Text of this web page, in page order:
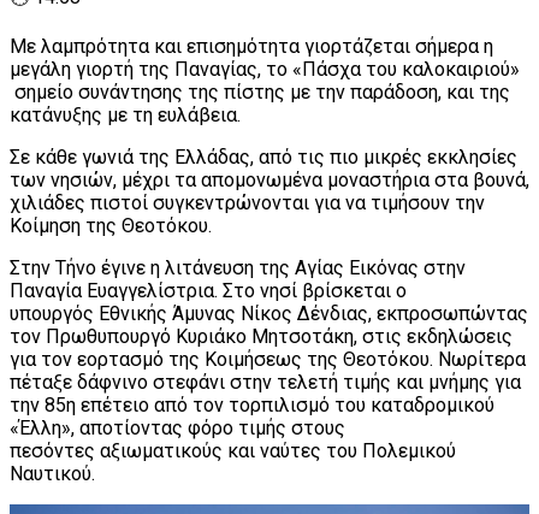
Με λαμπρότητα και επισημότητα γιορτάζεται σήμερα η
μεγάλη γιορτή της Παναγίας, το «Πάσχα του καλοκαιριού»
σημείο συνάντησης της πίστης με την παράδοση, και της
κατάνυξης με τη ευλάβεια.
Σε κάθε γωνιά της Ελλάδας, από τις πιο μικρές εκκλησίες
των νησιών, μέχρι τα απομονωμένα μοναστήρια στα βουνά,
χιλιάδες πιστοί συγκεντρώνονται για να τιμήσουν την
Κοίμηση της Θεοτόκου.
Στην Τήνο έγινε η λιτάνευση της Αγίας Εικόνας στην
Παναγία Ευαγγελίστρια. Στο νησί βρίσκεται ο
υπουργός Εθνικής Άμυνας Νίκος Δένδιας, εκπροσωπώντας
τον Πρωθυπουργό Κυριάκο Μητσοτάκη, στις εκδηλώσεις
για τον εορτασμό της Κοιμήσεως της Θεοτόκου. Νωρίτερα
πέταξε δάφνινο στεφάνι στην τελετή τιμής και μνήμης για
την 85η επέτειο από τον τορπιλισμό του καταδρομικού
«Έλλη», αποτίοντας φόρο τιμής στους
πεσόντες αξιωματικούς και ναύτες του Πολεμικού
Ναυτικού.